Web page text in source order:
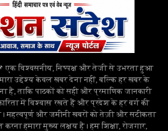
एक विश्वसनीय, निष्पक्ष और तेजी से उभरता हुआ
उद्देश्य केवल खबर देना नहीं, बल्कि हर खबर के
है, ताकि पाठकों को सही और प्रमाणिक जानकारी
में विश्वास रखते हैं और प्रदेश के हर वर्ग की
महत्वपूर्ण और जमीनी खबरों को तेज़ी और सटीकता
हमारा मुख्य लक्ष्य है। हम शिक्षा, रोजगार,